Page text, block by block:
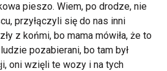
pieszo. Wiem, po drodze, nie
przyłączyli się do nas inni
z końmi, bo mama mówiła, że to
pozabierani, bo tam był
oni wzięli te wozy i na tych